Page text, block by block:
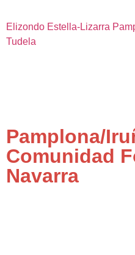
Elizondo Estella-Lizarra
Tudela
Pamplona/
Comunidad
Navarra